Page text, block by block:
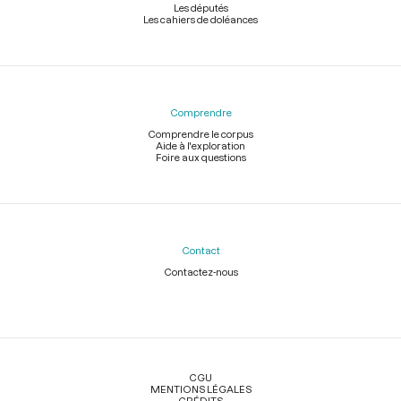
Les députés
Les cahiers de doléances
Comprendre
Comprendre le corpus
Aide à l'exploration
Foire aux questions
Contact
Contactez-nous
Légal
CGU
MENTIONS LÉGALES